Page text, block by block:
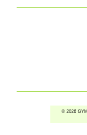
© 2026